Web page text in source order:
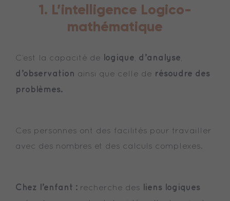
1. L’intelligence Logico-
mathématique
C’est la capacité de logique d’analyse
d’observation ainsi que celle de résoudre des
problèmes.
Ces personnes ont des facilités pour travailler
avec des nombres et des calculs complexes.
Chez l’enfant : recherche des liens logiques